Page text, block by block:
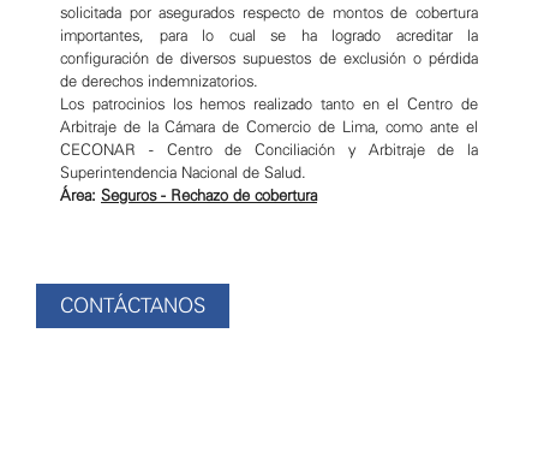
solicitada por asegurados respecto de montos de cobertura
importantes, para lo cual se ha logrado acreditar la
configuración de diversos supuestos de exclusión o pérdida
de derechos indemnizatorios.
Los patrocinios los hemos realizado tanto en el Centro de
Arbitraje de la Cámara de Comercio de Lima, como ante el
CECONAR - Centro de Conciliación y Arbitraje de la
Superintendencia Nacional de Salud.
Área: Seguros - Rechazo de cobertura
CONTÁCTANOS